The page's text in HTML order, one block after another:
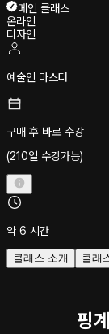
메인 클래스
온라인
디자인
예술인 마스터
구매 후 바로 수강
(210일 수강가능)
약 6 시간
클래스 소개 클래
핑